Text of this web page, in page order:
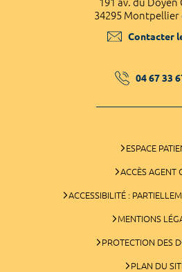
34295 Montpellier
Contacter
04 67 33
ESPACE
ACCÈS AGENT
ACCESSIBILITÉ :
MENTIONS
PROTECTION DES
PLAN DU